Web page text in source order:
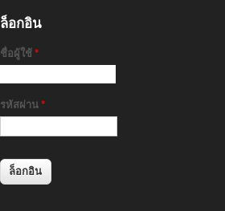
ล็อกอิน
ชื่อผู้ใช้ *
รหัสผ่าน *